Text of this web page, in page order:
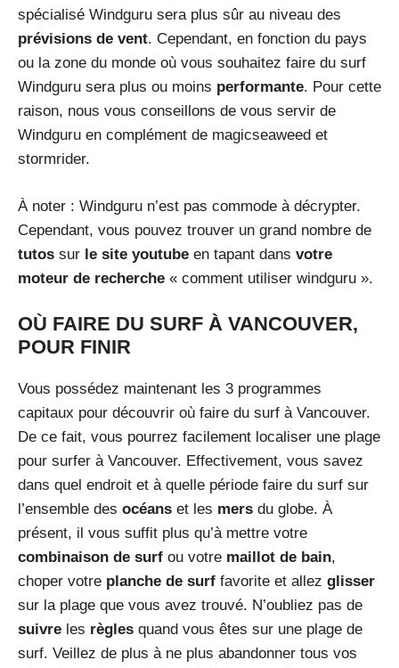
spécialisé Windguru sera plus sûr au niveau des
prévisions de vent. Cependant, en fonction du pays
ou la zone du monde où vous souhaitez faire du surf
Windguru sera plus ou moins performante. Pour cette
raison, nous vous conseillons de vous servir de
Windguru en complément de magicseaweed et
stormrider.
À noter : Windguru n’est pas commode à décrypter.
Cependant, vous pouvez trouver un grand nombre de
tutos sur le site youtube en tapant dans votre
moteur de recherche « comment utiliser windguru ».
OÙ FAIRE DU SURF À VANCOUVER,
POUR FINIR
Vous possédez maintenant les 3 programmes
capitaux pour découvrir où faire du surf à Vancouver.
De ce fait, vous pourrez facilement localiser une plage
pour surfer à Vancouver. Effectivement, vous savez
dans quel endroit et à quelle période faire du surf sur
l’ensemble des océans et les mers du globe. À
présent, il vous suffit plus qu’à mettre votre
combinaison de surf ou votre maillot de bain,
choper votre planche de surf favorite et allez glisser
sur la plage que vous avez trouvé. N’oubliez pas de
suivre les règles quand vous êtes sur une plage de
surf. Veillez de plus à ne plus abandonner tous vos